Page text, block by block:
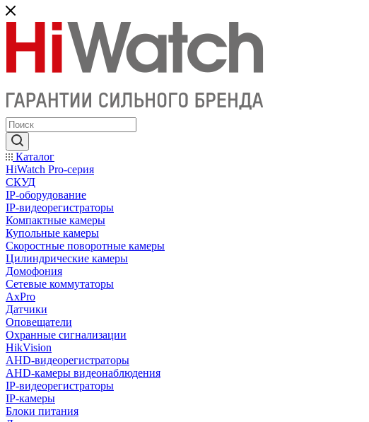
Каталог
HiWatch Pro-серия
CКУД
IP-оборудование
IP-видеорегистраторы
Компактные камеры
Купольные камеры
Скоростные поворотные камеры
Цилиндрические камеры
Домофония
Сетевые коммутаторы
AxPro
Датчики
Оповещатели
Охранные сигнализации
HikVision
AHD-видеорегистраторы
AHD-камеры видеонаблюдения
IP-видеорегистраторы
IP-камеры
Блоки питания